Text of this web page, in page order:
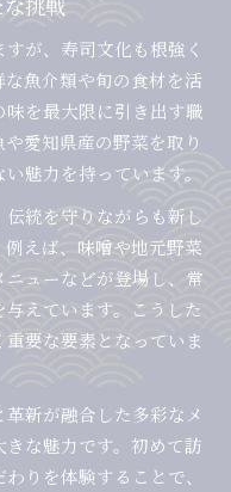
が、寿司文化も根強く
魚介類や旬の食材を活
を最大限に引き出す職
愛知県産の野菜を取り
魅力を持っています。
統を守りながらも新し
えば、味噌や地元野菜
ューなどが登場し、常
えています。こうした
要な要素となっていま
新が融合した多彩なメ
な魅力です。初めて訪
りを体験することで、